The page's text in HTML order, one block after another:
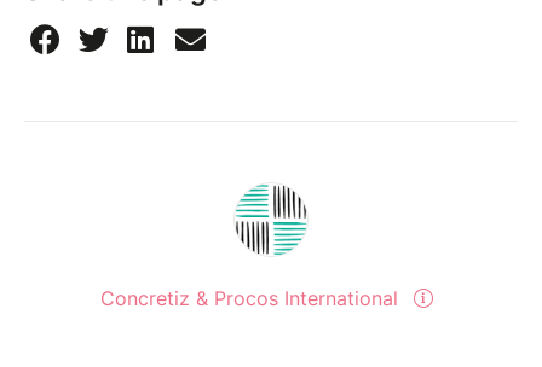
Concretiz & Procos International